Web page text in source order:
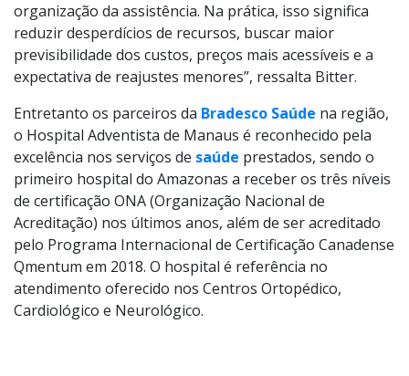
organização da assistência. Na prática, isso significa
reduzir desperdícios de recursos, buscar maior
previsibilidade dos custos, preços mais acessíveis e a
expectativa de reajustes menores”, ressalta Bitter.
Entretanto os parceiros da Bradesco Saúde na região,
o Hospital Adventista de Manaus é reconhecido pela
excelência nos serviços de saúde prestados, sendo o
primeiro hospital do Amazonas a receber os três níveis
de certificação ONA (Organização Nacional de
Acreditação) nos últimos anos, além de ser acreditado
pelo Programa Internacional de Certificação Canadense
Qmentum em 2018. O hospital é referência no
atendimento oferecido nos Centros Ortopédico,
Cardiológico e Neurológico.